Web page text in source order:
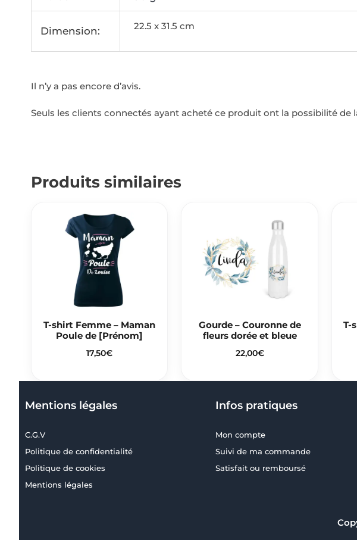
Dimension: 22.5 x 31.5 cm
Il n’y a pas encore d’avis.
Seuls les clients connectés ayant acheté ce produit ont la possibilité de
Produits similaires
T-shirt Femme – Maman
Poule de [Prénom]
17,50€
Gourde – Couronne de
fleurs dorée et bleue
22,00€
T-
Mentions légales
C.G.V
Politique de confidentialité
Politique de cookies
Mentions légales
Infos pratiques
Mon compte
Suivi de ma commande
Satisfait ou remboursé